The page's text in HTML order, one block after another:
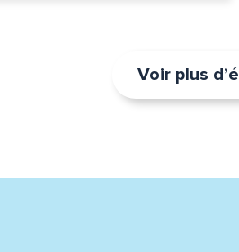
Voir plus